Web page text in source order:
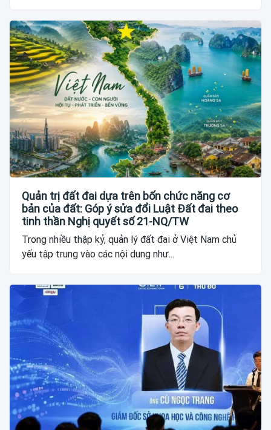
Quản trị đất đai dựa trên bốn chức năng cơ
bản của đất: Góp ý sửa đổi Luật Đất đai theo
tinh thần Nghị quyết số 21-NQ/TW
Trong nhiều thập kỷ, quản lý đất đai ở Việt Nam chủ
yếu tập trung vào các nội dung như...